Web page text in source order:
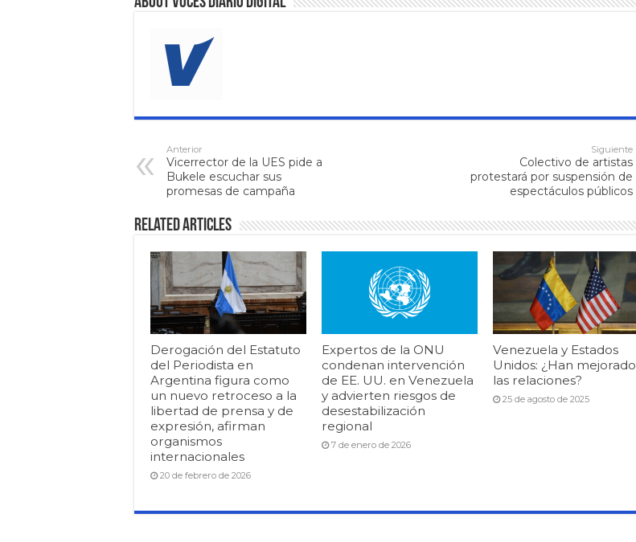
Anterior
Vicerrector de la UES pide a
Bukele escuchar sus
promesas de campaña
Siguiente
Colectivo de artistas
protestará por suspensión de
espectáculos públicos
Related Articles
Derogación del Estatuto
del Periodista en
Argentina figura como
un nuevo retroceso a la
libertad de prensa y de
expresión, afirman
organismos
internacionales
20 de febrero de 2026
Expertos de la ONU
condenan intervención
de EE. UU. en Venezuela
y advierten riesgos de
desestabilización
regional
7 de enero de 2026
Venezuela y Estados
Unidos: ¿Han mejorado
las relaciones?
25 de agosto de 2025